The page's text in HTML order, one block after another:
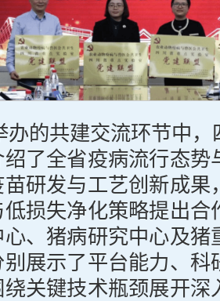
办的共建交流环节中
绍了全省疫病流行态势
研发与工艺创新成果
损失净化策略提出合
、猪病研究中心及猪
展示了平台能力、科
关键技术瓶颈展开深